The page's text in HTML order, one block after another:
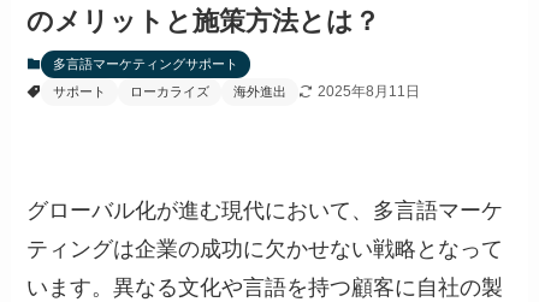
のメリットと施策方法とは？
多言語マーケティングサポート
サポート
ローカライズ 海外進出 2025年8月11日
グローバル化が進む現代において、多言語マーケ
ティングは企業の成功に欠かせない戦略となって
います。異なる文化や言語を持つ顧客に自社の製